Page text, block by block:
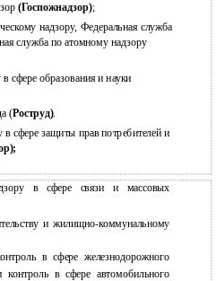
(Госпожнадзор);
надзору, Федеральная служба
служба по атомному надзору
сфере образования и науки
(Роструд).
сфере защиты прав потребителей и
в сфере связи и массовых
и жилищно-коммунальному
в сфере железнодорожного
контроль в сфере автомобильного